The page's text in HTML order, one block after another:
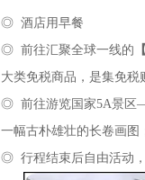
◎ 酒店用早餐
◎ 前往汇聚全球一线的
大类免税商品，是集免税
◎ 前往游览国家5A景
一幅古朴雄壮的长卷画图
◎ 行程结束后自由活动，